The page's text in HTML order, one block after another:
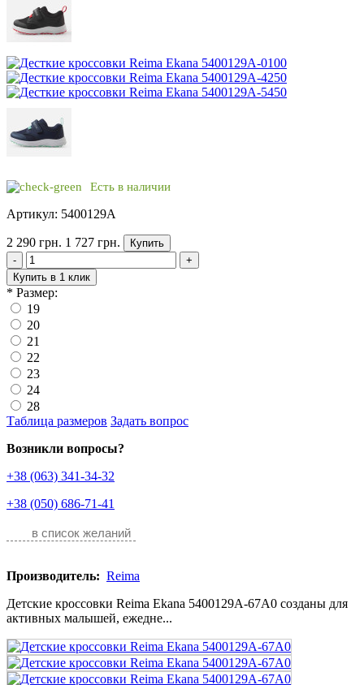
Есть в наличии
Артикул: 5400129A
2 290 грн. 1 727 грн.
Купить
-
+
Купить в 1 клик
* Размер:
19
20
21
22
23
24
28
Таблица размеров Задать вопрос
Возникли вопросы?
+38 (063) 341-34-32
+38 (050) 686-71-41
в список желаний
Производитель: Reima
Детские кроссовки Reima Ekana 5400129A-67A0 созданы для
активных малышей, ежедне...